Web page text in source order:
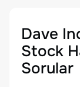
Dave
Stock
Sorular